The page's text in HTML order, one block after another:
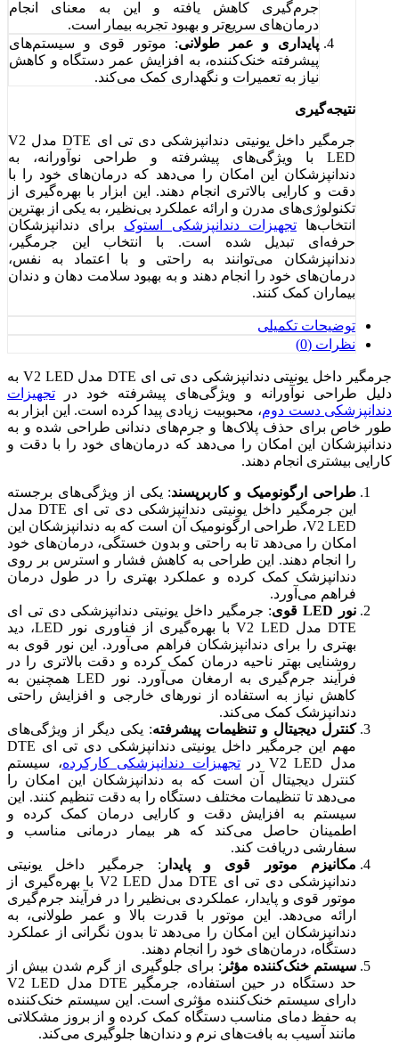
جرم‌گیری کاهش یافته و این به معنای انجام
درمان‌های سریع‌تر و بهبود تجربه بیمار است.
پایداری و عمر طولانی: موتور قوی و سیستم‌های
پیشرفته خنک‌کننده، به افزایش عمر دستگاه و کاهش
نیاز به تعمیرات و نگهداری کمک می‌کند.
نتیجه‌گیری
جرمگیر داخل یونیتی دندانپزشکی دی تی ای DTE مدل V2
LED با ویژگی‌های پیشرفته و طراحی نوآورانه، به
دندانپزشکان این امکان را می‌دهد که درمان‌های خود را با
دقت و کارایی بالاتری انجام دهند. این ابزار با بهره‌گیری از
تکنولوژی‌های مدرن و ارائه عملکرد بی‌نظیر، به یکی از بهترین
انتخاب‌ها تجهیزات دندانپزشکی استوک برای دندانپزشکان
حرفه‌ای تبدیل شده است. با انتخاب این جرمگیر،
دندانپزشکان می‌توانند به راحتی و با اعتماد به نفس،
درمان‌های خود را انجام دهند و به بهبود سلامت دهان و دندان
بیماران کمک کنند.
توضیحات تکمیلی
نظرات (0)
جرمگیر داخل یونیتی دندانپزشکی دی تی ای DTE مدل V2 LED به
دلیل طراحی نوآورانه و ویژگی‌های پیشرفته خود در تجهیزات
دندانپزشکی دست دوم، محبوبیت زیادی پیدا کرده است. این ابزار به
طور خاص برای حذف پلاک‌ها و جرم‌های دندانی طراحی شده و به
دندانپزشکان این امکان را می‌دهد که درمان‌های خود را با دقت و
کارایی بیشتری انجام دهند.
طراحی ارگونومیک و کاربرپسند: یکی از ویژگی‌های برجسته
این جرمگیر داخل یونیتی دندانپزشکی دی تی ای DTE مدل
V2 LED، طراحی ارگونومیک آن است که به دندانپزشکان این
امکان را می‌دهد تا به راحتی و بدون خستگی، درمان‌های خود
را انجام دهند. این طراحی به کاهش فشار و استرس بر روی
دندانپزشک کمک کرده و عملکرد بهتری را در طول درمان
فراهم می‌آورد.
نور LED قوی
: جرمگیر داخل یونیتی دندانپزشکی دی تی ای
DTE مدل V2 LED با بهره‌گیری از فناوری نور LED، دید
بهتری را برای دندانپزشکان فراهم می‌آورد. این نور قوی به
روشنایی بهتر ناحیه درمان کمک کرده و دقت بالاتری را در
فرآیند جرم‌گیری به ارمغان می‌آورد. نور LED همچنین به
کاهش نیاز به استفاده از نورهای خارجی و افزایش راحتی
دندانپزشک کمک می‌کند.
کنترل دیجیتال و تنظیمات پیشرفته: یکی دیگر از ویژگی‌های
مهم این جرمگیر داخل یونیتی دندانپزشکی دی تی ای DTE
مدل V2 LED در
تجهیزات دندانپزشکی کارکرده، سیستم
کنترل دیجیتال آن است که به دندانپزشکان این امکان را
می‌دهد تا تنظیمات مختلف دستگاه را به دقت تنظیم کنند. این
سیستم به افزایش دقت و کارایی درمان کمک کرده و
اطمینان حاصل می‌کند که هر بیمار درمانی مناسب و
سفارشی دریافت کند.
مکانیزم موتور قوی و پایدار : جرمگیر داخل یونیتی
دندانپزشکی دی تی ای DTE مدل V2 LED با بهره‌گیری از
موتور قوی و پایدار، عملکردی بی‌نظیر را در فرآیند جرم‌گیری
ارائه می‌دهد. این موتور با قدرت بالا و عمر طولانی، به
دندانپزشکان این امکان را می‌دهد تا بدون نگرانی از عملکرد
دستگاه، درمان‌های خود را انجام دهند.
سیستم خنک‌کننده مؤثر : برای جلوگیری از گرم شدن بیش از
حد دستگاه در حین استفاده، جرمگیر DTE مدل V2 LED
دارای سیستم خنک‌کننده مؤثری است. این سیستم خنک‌کننده
به حفظ دمای مناسب دستگاه کمک کرده و از بروز مشکلاتی
مانند آسیب به بافت‌های نرم و دندان‌ها جلوگیری می‌کند.